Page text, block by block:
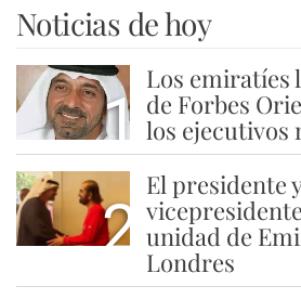
Noticias de hoy
1
Los emiratíes
de Forbes
los ejecutivos
2
El presidente
unidad de
Londres